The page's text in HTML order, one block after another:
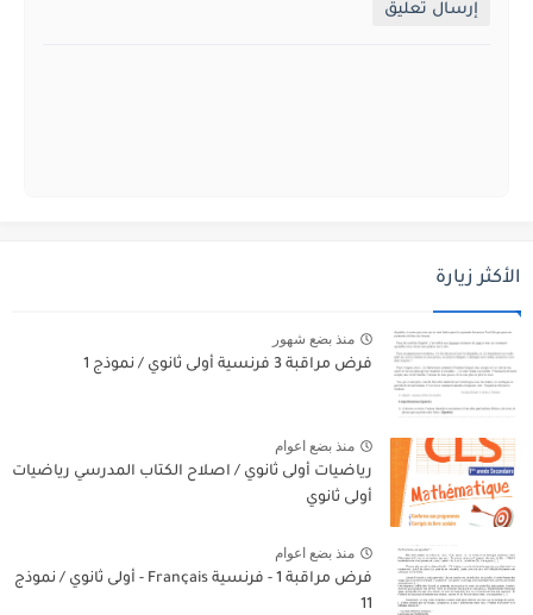
إرسال تعليق
الأكثر زيارة
منذ بضع شهور
فرض مراقبة 3 فرنسية أولى ثانوي / نموذج 1
منذ بضع اعوام
رياضيات أولى ثانوي / اصلاح الكتاب المدرسي رياضيات
أولى ثانوي
منذ بضع اعوام
فرض مراقبة 1 - فرنسية Français - أولى ثانوي / نموذج
11